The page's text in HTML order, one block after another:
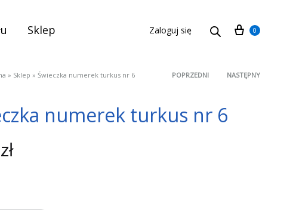
Sklep Zaloguj się Cart
0
» Sklep » Świeczka numerek turkus nr 6
Product
navigation
POPRZEDNI NASTĘPNY
numerek turkus nr 6
zł